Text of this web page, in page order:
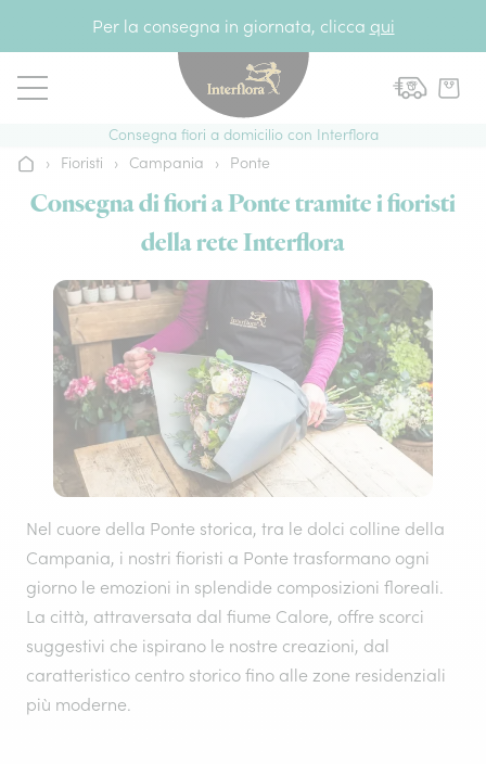
Per la consegna in giornata, clicca qui
Consegna fiori a domicilio con Interflora
Home› Fioristi › Campania › Ponte
Consegna di fiori a Ponte tramite i fioristi
della rete Interflora
Nel cuore della Ponte storica, tra le dolci colline della
Campania, i nostri fioristi a Ponte trasformano ogni
giorno le emozioni in splendide composizioni floreali.
La città, attraversata dal fiume Calore, offre scorci
suggestivi che ispirano le nostre creazioni, dal
caratteristico centro storico fino alle zone residenziali
più moderne.